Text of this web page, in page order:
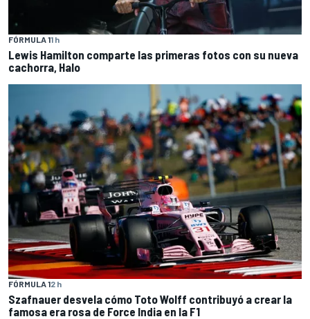
FÓRMULA 11 h
Lewis Hamilton comparte las primeras fotos con su nueva
cachorra, Halo
FÓRMULA 12 h
Szafnauer desvela cómo Toto Wolff contribuyó a crear la
famosa era rosa de Force India en la F1